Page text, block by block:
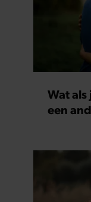
Wat
een